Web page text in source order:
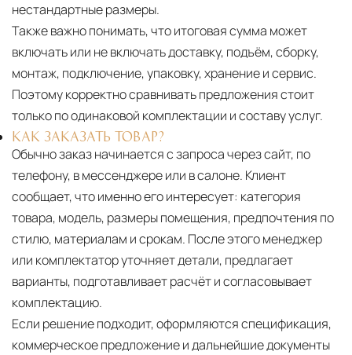
нестандартные размеры.
Также важно понимать, что итоговая сумма может
включать или не включать доставку, подъём, сборку,
монтаж, подключение, упаковку, хранение и сервис.
Поэтому корректно сравнивать предложения стоит
только по одинаковой комплектации и составу услуг.
КАК ЗАКАЗАТЬ ТОВАР?
Обычно заказ начинается с запроса через сайт, по
телефону, в мессенджере или в салоне. Клиент
сообщает, что именно его интересует: категория
товара, модель, размеры помещения, предпочтения по
стилю, материалам и срокам. После этого менеджер
или комплектатор уточняет детали, предлагает
варианты, подготавливает расчёт и согласовывает
комплектацию.
Если решение подходит, оформляются спецификация,
коммерческое предложение и дальнейшие документы